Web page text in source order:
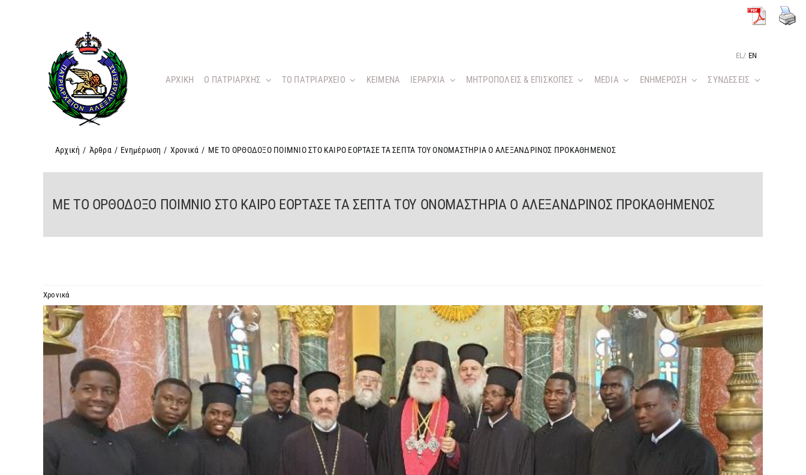
EL / EN
ΑΡΧΙΚΗ O ΠΑΤΡΙΑΡΧΗΣ ΤΟ ΠΑΤΡΙΑΡΧΕΙΟ KEIMENA ΙΕΡΑΡΧΙΑ ΜΗΤΡΟΠΟΛΕΙΣ & ΕΠΙΣΚΟΠΕΣ MEDIA ΕΝΗΜΕΡΩΣΗ ΣΥΝΔΕΣΕΙΣ
Αρχική / Άρθρα / Ενημέρωση / Χρονικά / ΜΕ ΤΟ ΟΡΘΟΔΟΞΟ ΠΟΙΜΝΙΟ ΣΤΟ ΚΑΙΡΟ ΕΟΡΤΑΣΕ ΤΑ ΣΕΠΤΑ ΤΟΥ ΟΝΟΜΑΣΤΗΡΙΑ Ο ΑΛΕΞΑΝΔΡΙΝΟΣ ΠΡΟΚΑΘΗΜΕΝΟΣ
ΜΕ ΤΟ ΟΡΘΟΔΟΞΟ ΠΟΙΜΝΙΟ ΣΤΟ ΚΑΙΡΟ ΕΟΡΤΑΣΕ ΤΑ ΣΕΠΤΑ ΤΟΥ ΟΝΟΜΑΣΤΗΡΙΑ Ο ΑΛΕΞΑΝΔΡΙΝΟΣ ΠΡΟΚΑΘΗΜΕΝΟΣ
Χρονικά
Προβολή
μεγαλύτερης
εικόνας